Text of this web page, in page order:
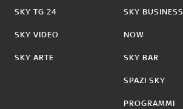
SKY TG 24
SKY VIDEO
SKY ARTE
SKY BUSINESS
NOW
SKY BAR
SPAZI SKY
PROGRAMMI